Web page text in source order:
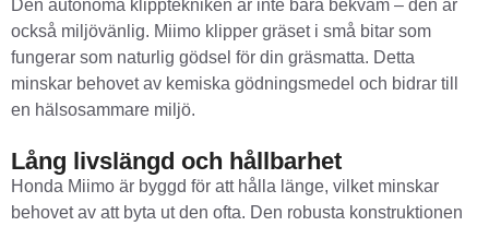
Den autonoma klipptekniken är inte bara bekväm – den är
också miljövänlig. Miimo klipper gräset i små bitar som
fungerar som naturlig gödsel för din gräsmatta. Detta
minskar behovet av kemiska gödningsmedel och bidrar till
en hälsosammare miljö.
Lång livslängd och hållbarhet
Honda Miimo är byggd för att hålla länge, vilket minskar
behovet av att byta ut den ofta. Den robusta konstruktionen